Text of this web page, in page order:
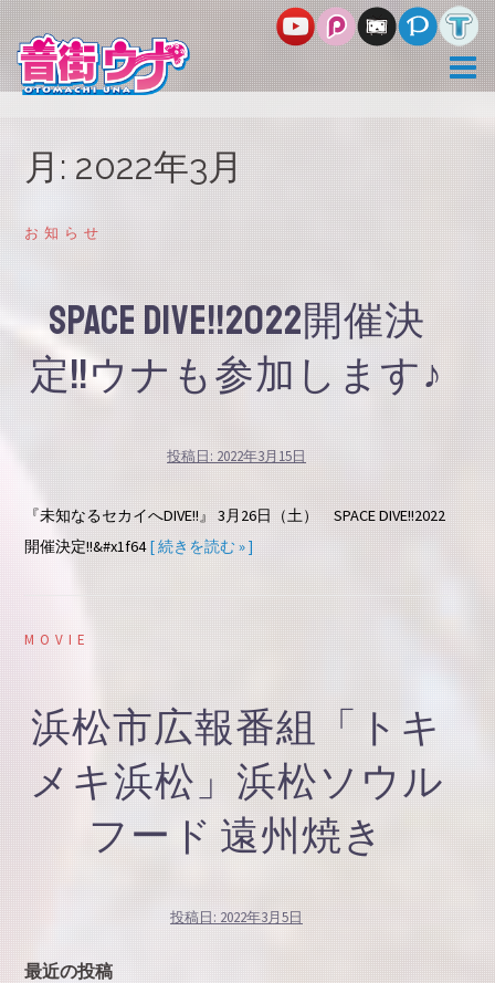
コ
ン
テ
ン
ツ
月: 2022年3月
お知らせ
SPACE DIVE!!2022開催決
定!!ウナも参加します♪
投稿日: 2022年3月15日
『未知なるセカイへDIVE!!』 3月26日（土） SPACE DIVE!!2022
開催決定!!&#x1f64[ 続きを読む » ]
MOVIE
浜松市広報番組「トキ
メキ浜松」浜松ソウル
フード 遠州焼き
投稿日: 2022年3月5日
最近の投稿